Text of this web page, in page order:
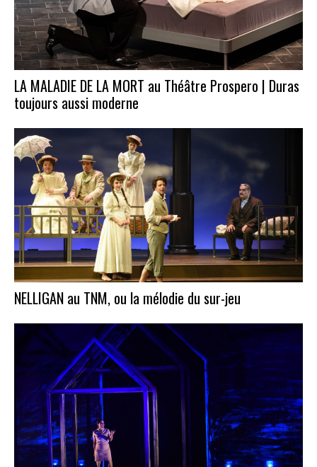
LA MALADIE DE LA MORT au Théâtre Prospero | Duras
toujours aussi moderne
NELLIGAN au TNM, ou la mélodie du sur-jeu